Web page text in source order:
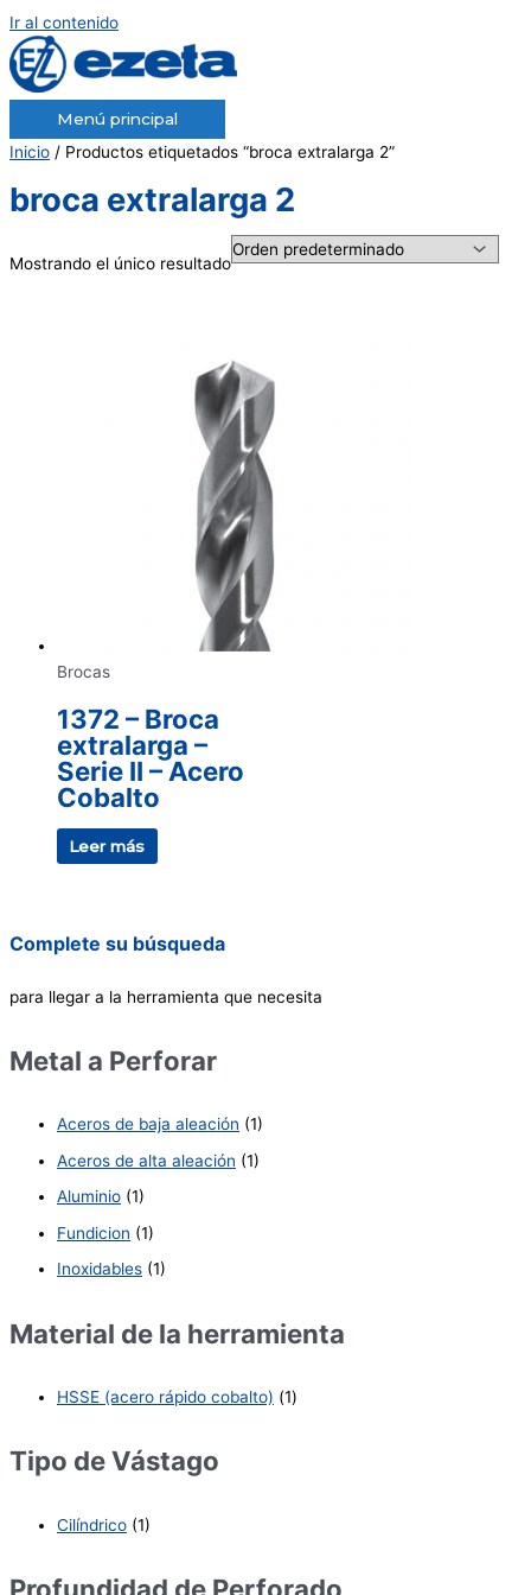
Ir al contenido
Menú principal
Inicio / Productos etiquetados “broca extralarga 2”
broca extralarga 2
Mostrando el único resultado
Brocas
1372 – Broca
extralarga –
Serie II – Acero
Cobalto
Leer más
Complete su búsqueda
para llegar a la herramienta que necesita
Metal a Perforar
Aceros de baja aleación (1)
Aceros de alta aleación (1)
Aluminio (1)
Fundicion (1)
Inoxidables (1)
Material de la herramienta
HSSE (acero rápido cobalto) (1)
Tipo de Vástago
Cilíndrico (1)